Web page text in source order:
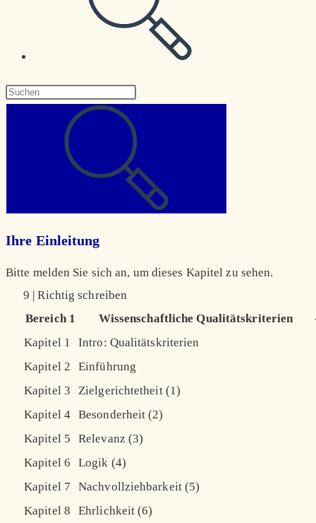
Diese
durchsuchen
Ihre Einleitung
Bitte melden Sie sich an, um dieses Kapitel zu sehen.
9 | Richtig schreiben
Bereich 1
Wissenschaftliche Qualitätskriterien
Kapitel 1
Intro: Qualitätskriterien
Kapitel 2
Einführung
Kapitel 3
Zielgerichtetheit (1)
Kapitel 4 Besonderheit (2)
Kapitel 5
Relevanz (3)
Kapitel 6
Logik (4)
Kapitel 7
Nachvollziehbarkeit (5)
Kapitel 8
Ehrlichkeit (6)